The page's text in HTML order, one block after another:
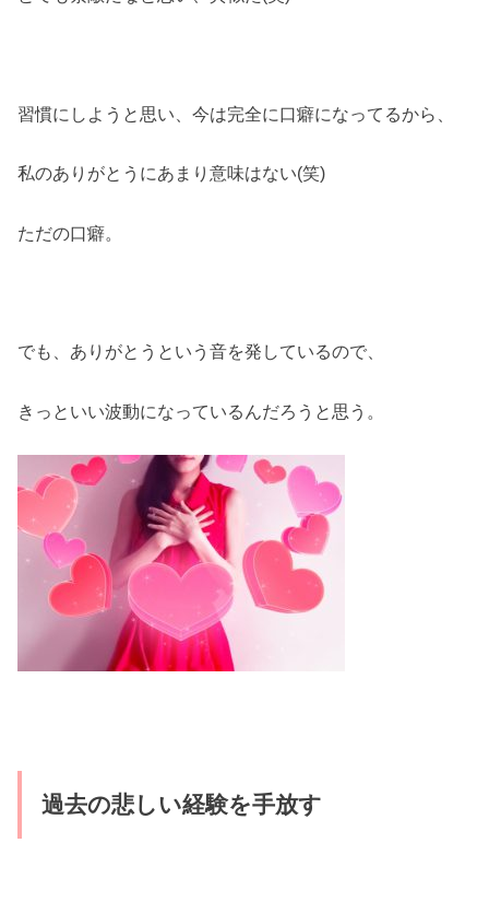
習慣にしようと思い、今は完全に口癖になってるから、
私のありがとうにあまり意味はない(笑)
ただの口癖。
でも、ありがとうという音を発しているので、
きっといい波動になっているんだろうと思う。
過去の悲しい経験を手放す